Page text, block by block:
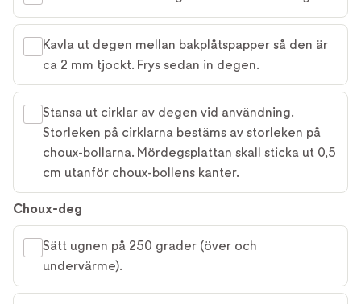
Kavla ut degen mellan bakplåtspapper så den är
ca 2 mm tjockt. Frys sedan in degen.
Stansa ut cirklar av degen vid användning.
Storleken på cirklarna bestäms av storleken på
choux-bollarna. Mördegsplattan skall sticka ut 0,5
cm utanför choux-bollens kanter.
Choux-deg
Sätt ugnen på 250 grader (över och
undervärme).